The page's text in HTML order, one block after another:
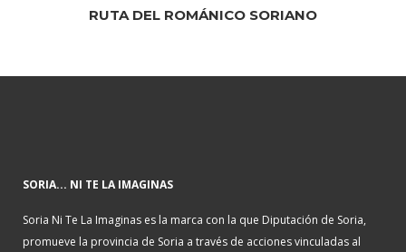
RUTA DEL ROMÁNICO SORIANO
SORIA... NI TE LA IMAGINAS
Soria Ni Te La Imaginas es la marca con la que Diputación de Soria,
promueve la provincia de Soria a través de acciones vinculadas al